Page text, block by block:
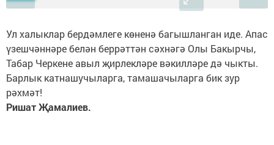
Ул халыклар бердәмлеге көненә багышланган иде. Апас
үзешчәннәре белән беррәттән сәхнәгә Олы Бакырчы,
Табар Черкене авыл җирлекләре вәкилләре дә чыкты.
Барлык катнашучыларга, тамашачыларга бик зур
рәхмәт!
Ришат Җамалиев.